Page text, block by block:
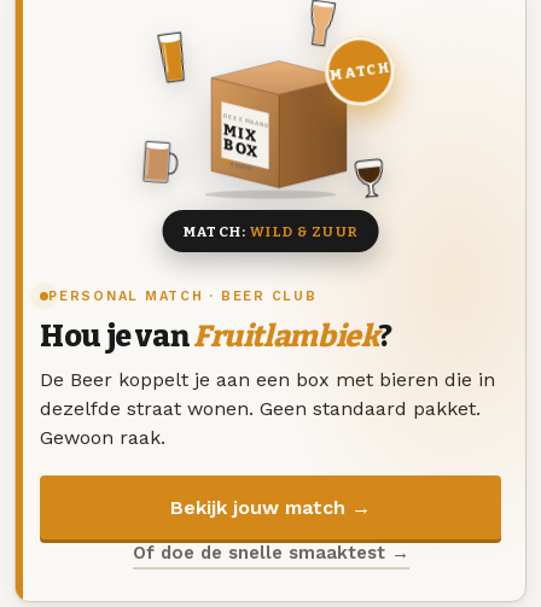
PERSONAL MATCH · BEER CLUB
Hou je vanFruitlambiek?
De Beer koppelt je aan een box met bieren die in
dezelfde straat wonen. Geen standaard pakket.
Gewoon raak.
Bekijk jouw match →
Of doe de snelle smaaktest →
DEZE MAAND
MIX
BOX
8 BIEREN
MATCH
MATCH:WILD & ZUUR